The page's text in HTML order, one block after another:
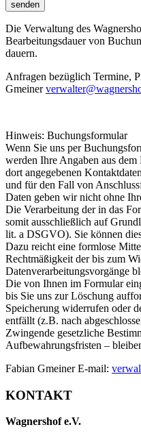
senden
Die Verwaltung des
Bearbeitungsdauer von
dauern.
Anfragen bezüglich Termine,
Gmeiner
Hinweis: Buchungsformular
Wenn Sie uns per
werden Ihre Angaben aus
dort angegebenen
und für den Fall von
Daten geben wir nicht ohne
Die Verarbeitung der in das
somit ausschließlich auf
lit. a DSGVO). Sie können
Dazu reicht eine formlose
Rechtmäßigkeit der bis zum
Datenverarbeitungsvorgänge
Die von Ihnen im Formular
bis Sie uns zur Löschung
Speicherung widerrufen oder
entfällt (z.B. nach
Zwingende gesetzliche
Aufbewahrungsfristen –
Fabian Gmeiner E-mail:
KONTAKT
Wagnershof e.V.